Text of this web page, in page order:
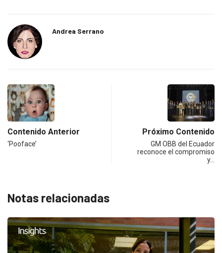
Andrea Serrano
Contenido Anterior
‘Pooface’
Próximo Contenido
GM OBB del Ecuador
reconoce el compromiso
y…
Notas relacionadas